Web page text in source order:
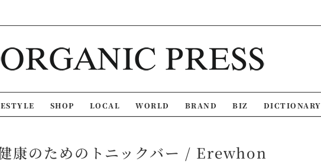
SHOP LOCAL WORLD BRAND BIZ DICTIONARY
康のためのトニックバー / Erewhon